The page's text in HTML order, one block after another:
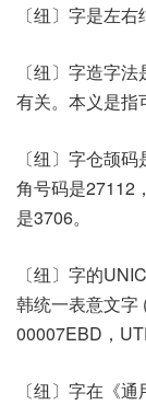
〔纽〕字是左
〔纽〕字造字
有关。本义是指
〔纽〕字仓颉
角号码是27112
是3706。
〔纽〕字的
韩统一表意文字
00007EBD，
〔纽〕字在《